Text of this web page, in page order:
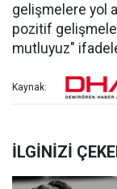
gelişmelere yol
pozitif
mutluyuz"
Kaynak: